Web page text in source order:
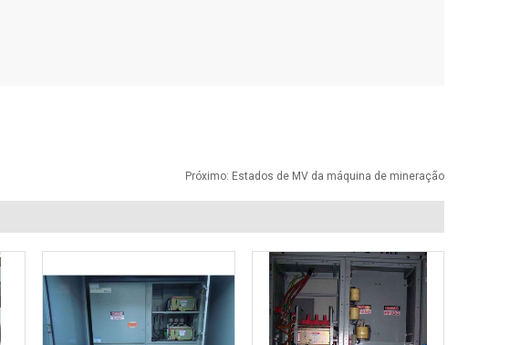
Próximo: Estados de MV da máquina de mineração